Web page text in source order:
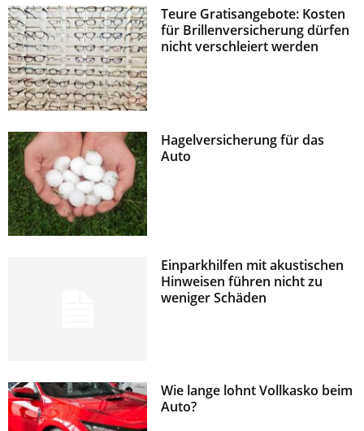
Teure Gratisangebote: Kosten
für Brillenversicherung dürfen
nicht verschleiert werden
Hagelversicherung für das
Auto
Einparkhilfen mit akustischen
Hinweisen führen nicht zu
weniger Schäden
Wie lange lohnt Vollkasko beim
Auto?